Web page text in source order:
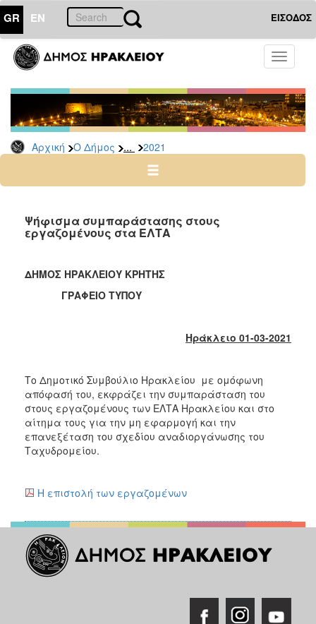
GR EN ΕΙΣΟΔΟΣ
Toggle
Αρχική Ο Δήμος ... 2021
ΔΗΜΟΣ
Δελτία
Τύπου
Αρχείο
2026
2024
2022
2020
2019
2015
2013
2012
2011
2006
ΤΟΠΟΣ
Ψήφισμα συμπαράστασης στους
εργαζομένους στα ΕΛΤΑ
ΔΗΜΟΣ ΗΡΑΚΛΕΙΟΥ ΚΡΗΤΗΣ
ΓΡΑΦΕΙΟ ΤΥΠΟΥ
Ηράκλειο 01-03-2021
Το Δημοτικό Συμβούλιο Ηρακλείου με ομόφωνη
απόφασή του, εκφράζει την συμπαράσταση του
στους εργαζομένους των ΕΛΤΑ Ηρακλείου και στο
αίτημα τους για την μη εφαρμογή και την
επανεξέταση του σχεδίου αναδιοργάνωσης του
Ταχυδρομείου.
Η επιστολή των εργαζομένων